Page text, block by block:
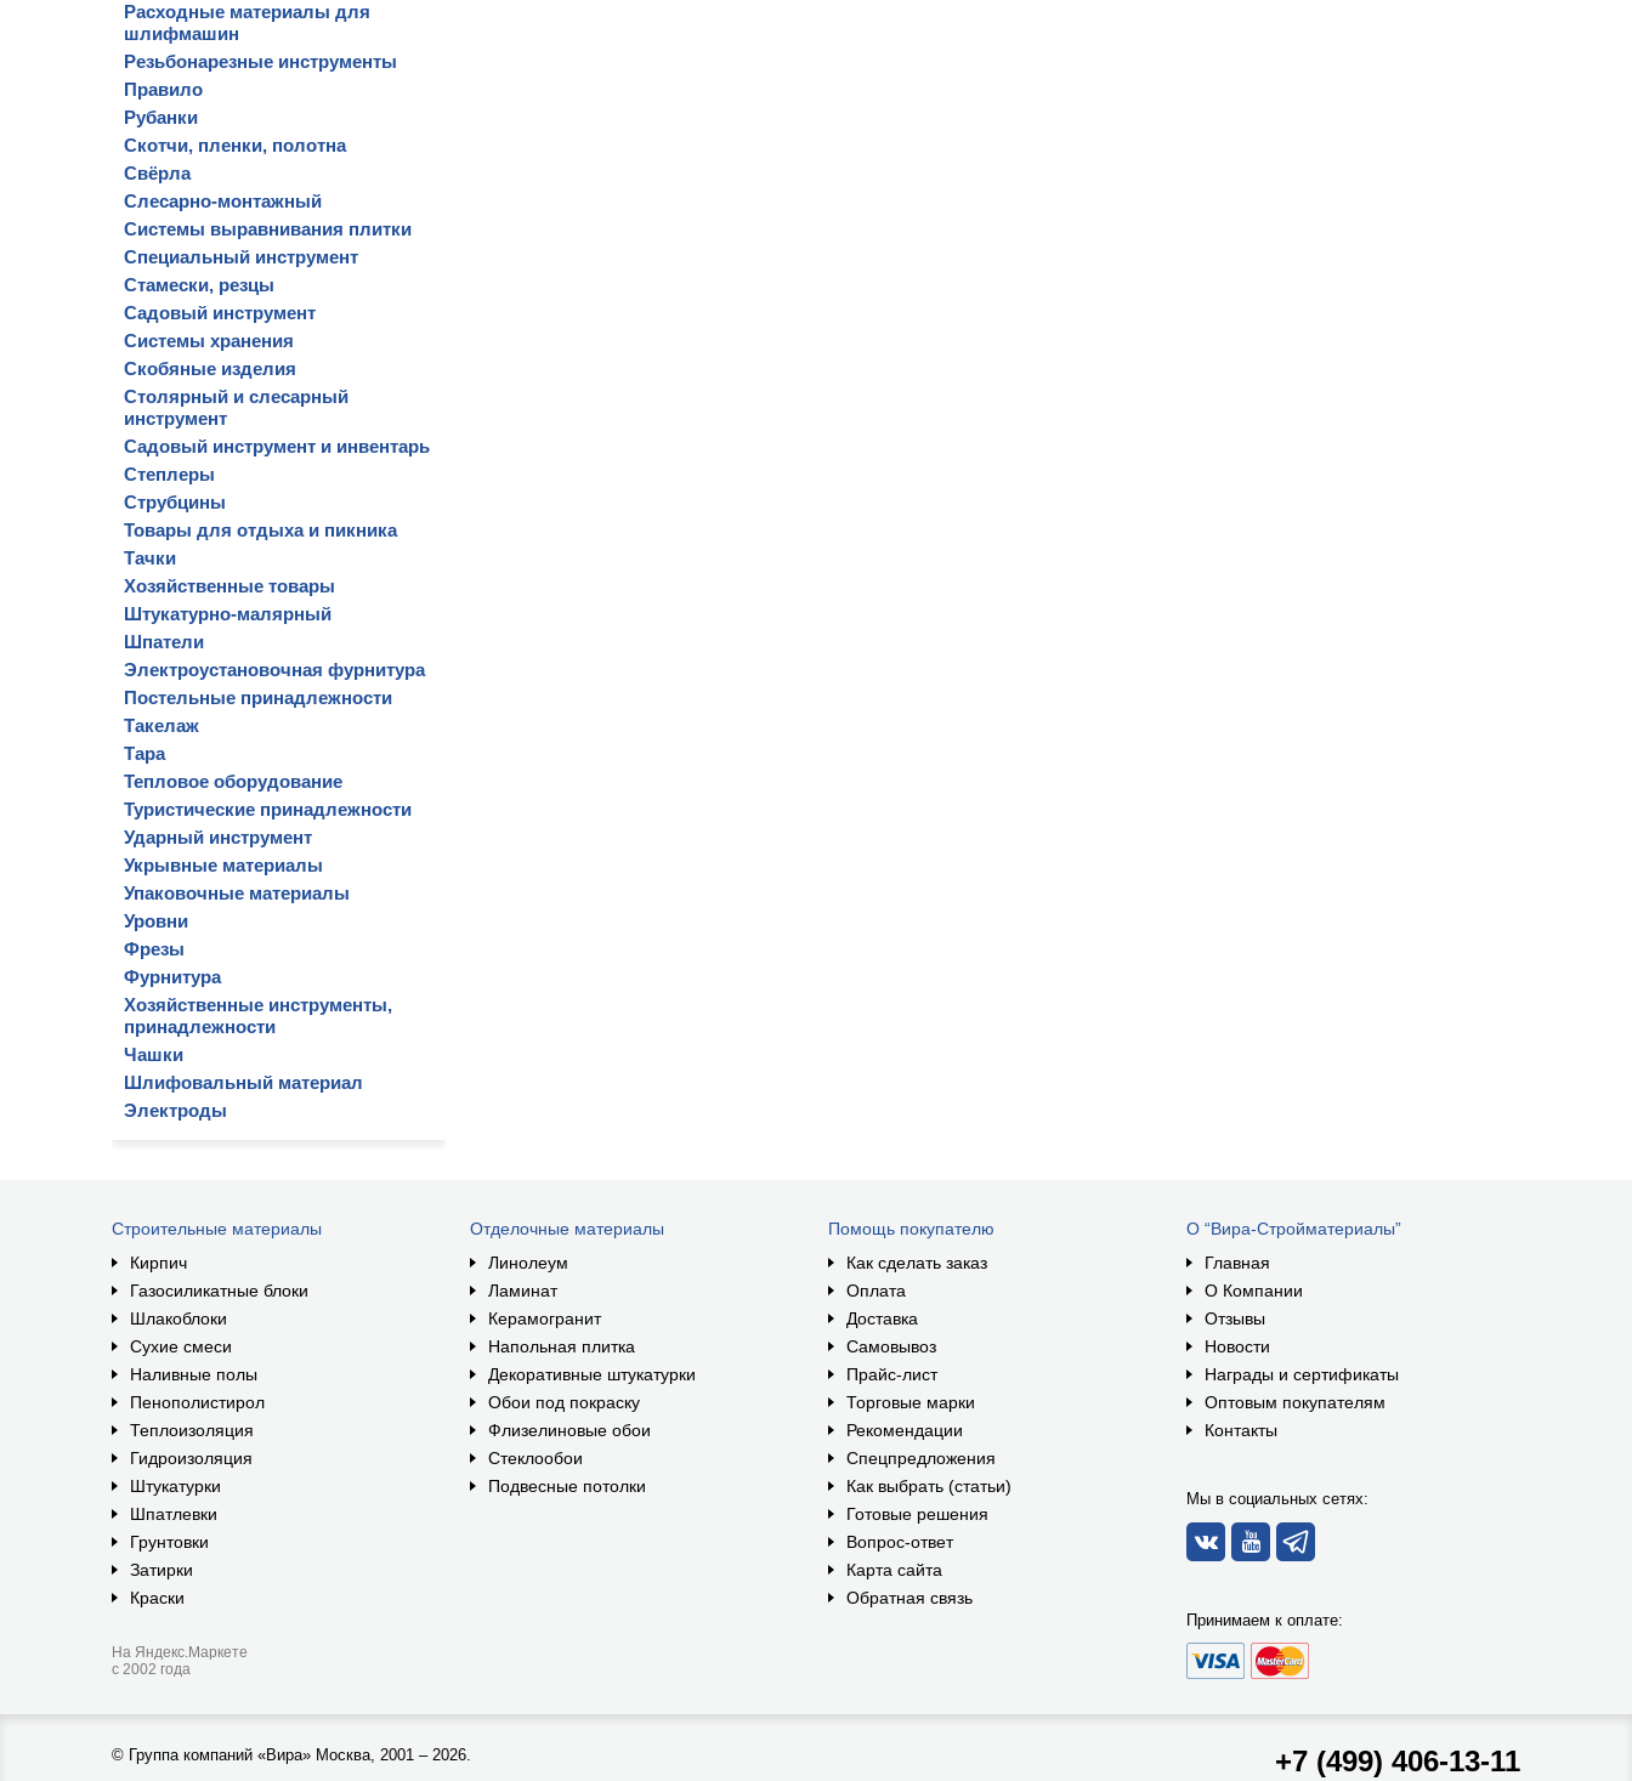
Расходные материалы для
шлифмашин
Резьбонарезные инструменты
Правило
Рубанки
Скотчи, пленки, полотна
Свёрла
Слесарно-монтажный
Системы выравнивания плитки
Специальный инструмент
Стамески, резцы
Садовый инструмент
Системы хранения
Скобяные изделия
Столярный и слесарный
инструмент
Садовый инструмент и инвентарь
Степлеры
Струбцины
Товары для отдыха и пикника
Тачки
Хозяйственные товары
Штукатурно-малярный
Шпатели
Электроустановочная фурнитура
Постельные принадлежности
Такелаж
Тара
Тепловое оборудование
Туристические принадлежности
Ударный инструмент
Укрывные материалы
Упаковочные материалы
Уровни
Фрезы
Фурнитура
Хозяйственные инструменты,
принадлежности
Чашки
Шлифовальный материал
Электроды
Строительные материалы
Кирпич
Газосиликатные блоки
Шлакоблоки
Сухие смеси
Наливные полы
Пенополистирол
Теплоизоляция
Гидроизоляция
Штукатурки
Шпатлевки
Грунтовки
Затирки
Краски
На Яндекс.Маркете
с 2002 года
Отделочные материалы
Линолеум
Ламинат
Керамогранит
Напольная плитка
Декоративные штукатурки
Обои под покраску
Флизелиновые обои
Стеклообои
Подвесные потолки
Помощь покупателю
Как сделать заказ
Оплата
Доставка
Самовывоз
Прайс-лист
Торговые марки
Рекомендации
Спецпредложения
Как выбрать (статьи)
Готовые решения
Вопрос-ответ
Карта сайта
Обратная связь
О “Вира-Стройматериалы”
Главная
О Компании
Отзывы
Новости
Награды и сертификаты
Оптовым покупателям
Контакты
Мы в социальных сетях:
Принимаем к оплате:
© Группа компаний «Вира» Москва, 2001 – 2026. +7 (499) 406-13-11